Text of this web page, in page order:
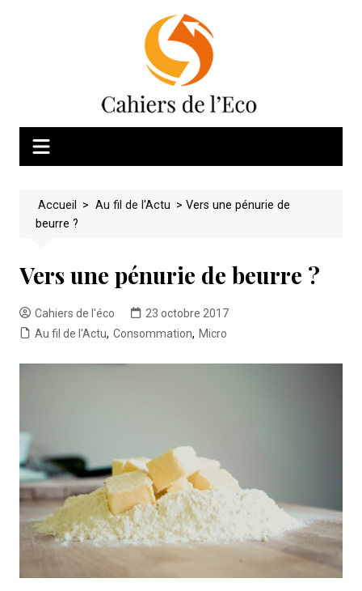
Accueil > Au fil de l'Actu > Vers une pénurie de
beurre ?
Vers une pénurie de beurre ?
Cahiers de l'éco
23 octobre 2017
Au fil de l'Actu, Consommation, Micro